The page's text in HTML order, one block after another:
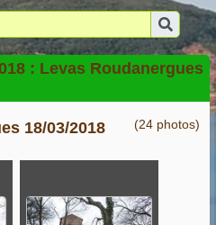
: Levas Roudanergues
18/03/2018 (24 photos)